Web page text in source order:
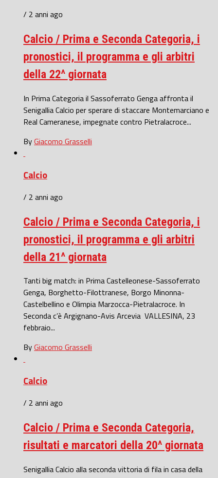
/ 2 anni ago
Calcio / Prima e Seconda Categoria, i
pronostici, il programma e gli arbitri
della 22^ giornata
In Prima Categoria il Sassoferrato Genga affronta il
Senigallia Calcio per sperare di staccare Montemarciano e
Real Cameranese, impegnate contro Pietralacroce...
ByGiacomo Grasselli
Calcio
/ 2 anni ago
Calcio / Prima e Seconda Categoria, i
pronostici, il programma e gli arbitri
della 21^ giornata
Tanti big match: in Prima Castelleonese-Sassoferrato
Genga, Borghetto-Filottranese, Borgo Minonna-
Castelbellino e Olimpia Marzocca-Pietralacroce. In
Seconda c’è Argignano-Avis Arcevia VALLESINA, 23
febbraio...
ByGiacomo Grasselli
Calcio
/ 2 anni ago
Calcio / Prima e Seconda Categoria,
risultati e marcatori della 20^ giornata
Senigallia Calcio alla seconda vittoria di fila in casa della